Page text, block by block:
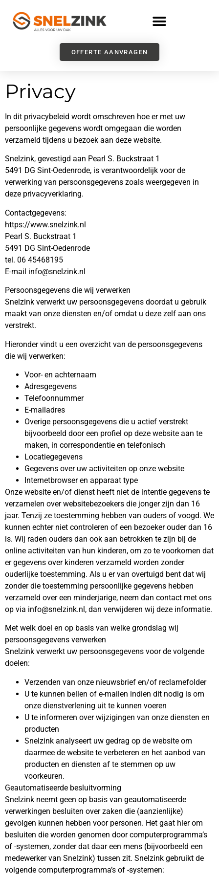
OFFERTE AANVRAGEN
Privacy
In dit privacybeleid wordt omschreven hoe er met uw
persoonlijke gegevens wordt omgegaan die worden
verzameld tijdens u bezoek aan deze website.
Snelzink, gevestigd aan Pearl S. Buckstraat 1
5491 DG Sint-Oedenrode, is verantwoordelijk voor de
verwerking van persoonsgegevens zoals weergegeven in
deze privacyverklaring.
Contactgegevens:
https://www.snelzink.nl
Pearl S. Buckstraat 1
5491 DG Sint-Oedenrode
tel. 06 45468195
E-mail info@snelzink.nl
Persoonsgegevens die wij verwerken
Snelzink verwerkt uw persoonsgegevens doordat u gebruik
maakt van onze diensten en/of omdat u deze zelf aan ons
verstrekt.
Hieronder vindt u een overzicht van de persoonsgegevens
die wij verwerken:
Voor- en achternaam
Adresgegevens
Telefoonnummer
E-mailadres
Overige persoonsgegevens die u actief verstrekt
bijvoorbeeld door een profiel op deze website aan te
maken, in correspondentie en telefonisch
Locatiegegevens
Gegevens over uw activiteiten op onze website
Internetbrowser en apparaat type
Onze website en/of dienst heeft niet de intentie gegevens te
verzamelen over websitebezoekers die jonger zijn dan 16
jaar. Tenzij ze toestemming hebben van ouders of voogd. We
kunnen echter niet controleren of een bezoeker ouder dan 16
is. Wij raden ouders dan ook aan betrokken te zijn bij de
online activiteiten van hun kinderen, om zo te voorkomen dat
er gegevens over kinderen verzameld worden zonder
ouderlijke toestemming. Als u er van overtuigd bent dat wij
zonder die toestemming persoonlijke gegevens hebben
verzameld over een minderjarige, neem dan contact met ons
op via info@snelzink.nl, dan verwijderen wij deze informatie.
Met welk doel en op basis van welke grondslag wij
persoonsgegevens verwerken
Snelzink verwerkt uw persoonsgegevens voor de volgende
doelen:
Verzenden van onze nieuwsbrief en/of reclamefolder
U te kunnen bellen of e-mailen indien dit nodig is om
onze dienstverlening uit te kunnen voeren
U te informeren over wijzigingen van onze diensten en
producten
Snelzink analyseert uw gedrag op de website om
daarmee de website te verbeteren en het aanbod van
producten en diensten af te stemmen op uw
voorkeuren.
Geautomatiseerde besluitvorming
Snelzink neemt geen op basis van geautomatiseerde
verwerkingen besluiten over zaken die (aanzienlijke)
gevolgen kunnen hebben voor personen. Het gaat hier om
besluiten die worden genomen door computerprogramma’s
of -systemen, zonder dat daar een mens (bijvoorbeeld een
medewerker van Snelzink) tussen zit. Snelzink gebruikt de
volgende computerprogramma’s of -systemen: